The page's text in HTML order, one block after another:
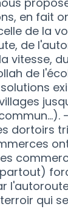
en fait
de la
de
vitesse, du
de
dortoirs
qui